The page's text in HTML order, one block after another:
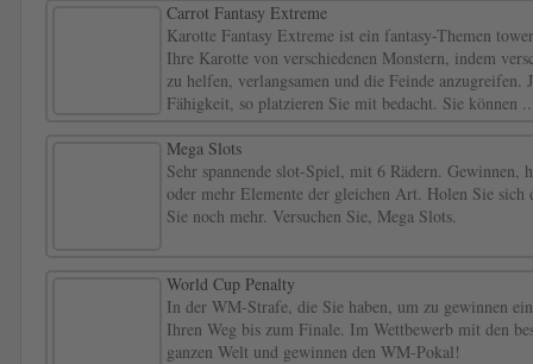
Carrot Fantasy Extreme
Karotte Fantasy Extreme ist ein fantasy-Themen
Ihre Karotte von verschiedenen Monstern, indem
zu helfen, verlangsamen und die Feinde anzugreifen.
Fähigkeit, so platzieren Sie mit bedacht. Sie können ..
Mega Slots
Sehr spannende slot-Spiel, mit 6 Rädern.
oder mehr Elemente der gleichen Art. Holen Sie sich
Sie noch mehr. Versuchen Sie, Mega Slots.
World Cup Penalty
In der WM-Strafe, die Sie haben, um zu gewinnen
Ihren Weg bis zum Finale. Im Wettbewerb mit den
ganzen Welt und gewinnen den WM-Pokal!